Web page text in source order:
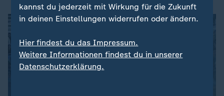
kannst du jederzeit mit Wirkung für die Zukunft
in deinen Einstellungen widerrufen oder ändern.
Hier findest du das Impressum.
Weitere Informationen findest du in unserer
Datenschutzerklärung.